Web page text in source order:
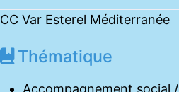
CC Var Esterel Méditerranée
Thématique
Accompagnement social